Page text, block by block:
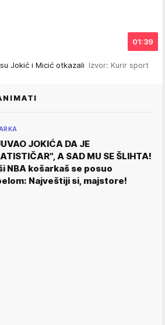
01:39
Jokić i Micić otkazali Izvor: Kurir sport
JOKIĆA DA JE
A SAD MU SE ŠLIHTA!
NBA košarkaš se posuo
Najveštiji si, majstore!